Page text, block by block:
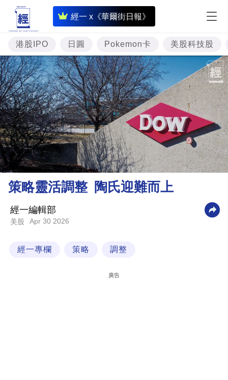
經一 x《華爾街日報》
即
時
財
經
專
題
投
資
樓
理
財
業
港股IPO 日圓 Pokemon卡 美股科技股
策略靈活調整 陶氏迎難而上
經一編輯部
美股 Apr 30 2026
經一專欄 策略 調整
廣告